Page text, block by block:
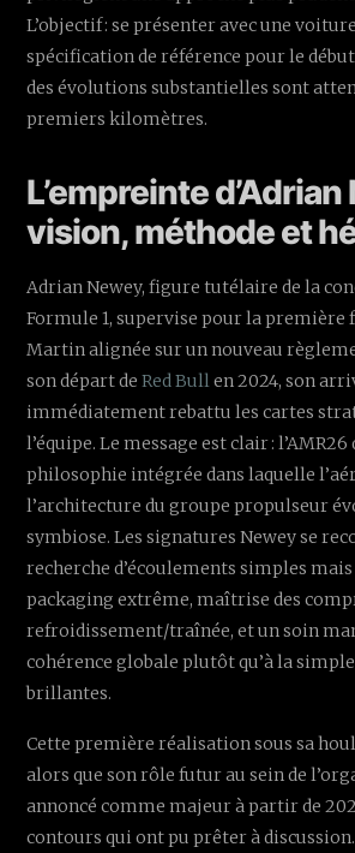
L’objectif : se présenter avec une
spécification de référence pour le début
des évolutions substantielles sont
premiers kilomètres.
L’empreinte d’Adrian
vision, méthode et
Adrian Newey, figure tutélaire de la
Formule 1, supervise pour la première
Martin alignée sur un nouveau
son départ deRed Bullen 2024, son
immédiatement rebattu les cartes
l’équipe. Le message est clair :
philosophie intégrée dans laquelle
l’architecture du groupe propulseur
symbiose. Les signatures Newey se
recherche d’écoulements simples
packaging extrême, maîtrise des
refroidissement/traînée, et un soin
cohérence globale plutôt qu’à la
brillantes.
Cette première réalisation sous sa
alors que son rôle futur au sein de
annoncé comme majeur à partir de
contours qui ont pu prêter à